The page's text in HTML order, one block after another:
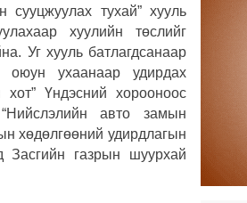
сууцжуулах тухай” хууль
хуулийн төслийг
Уг хууль батлагдсанаар
оюун ухаанаар удирдах
Үндэсний хорооноос
авто замын
хөдөлгөөний удирдлагын
Засгийн газрын шуурхай